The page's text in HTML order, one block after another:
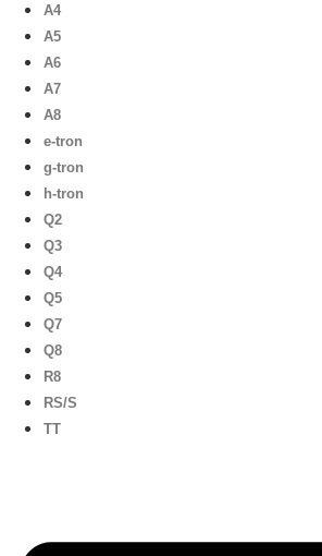
A4
A5
A6
A7
A8
e-tron
g-tron
h-tron
Q2
Q3
Q4
Q5
Q7
Q8
R8
RS/S
TT